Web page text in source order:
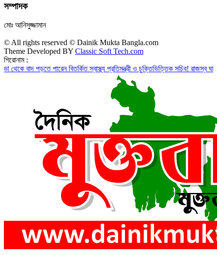
সম্পাদক
মোঃ আনিসুজ্জামান
© All rights reserved © Dainik Mukta Bangla.com
Theme Developed BY Classic Soft Tech.com
শিরোনাম :
পড়তে পারেন বিতর্কিত স্বাস্থ্য প্রতিমন্ত্রী ও চুক্তিভিত্তিক সচিব!রাজস্ব ঘাটতি ৮৮